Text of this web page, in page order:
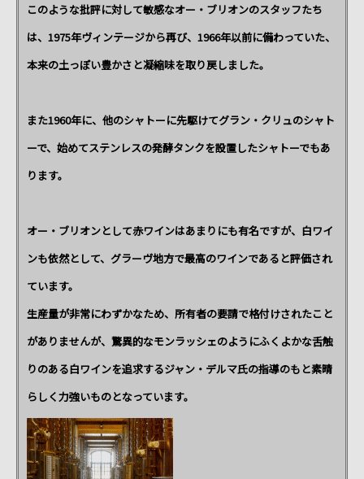
このような批評に対して敏感なオー・ブリオンのスタッフたち
は、1975年ヴィンテージから再び、1966年以前に備わっていた、
本来の土っぽい豊かさと凝縮味を取り戻しました。
また1960年に、他のシャトーに先駆けてグラン・クリュのシャト
ーで、始めてステンレスの発酵タンクを設置したシャトーでもあ
ります。
オー・ブリオンとして赤ワインはあまりにも有名ですが、白ワイ
ンも依然として、グラーヴ地方で最高のワインであると評価され
ています。
生産量が非常にわずかなため、所有者の要請で格付けされたこと
がありませんが、驚異的なモンラッシェのようにふくよかな舌触
りのある白ワインを追求するジャン・デルマ氏の指導のもと素晴
らしく力強いものとなっています。